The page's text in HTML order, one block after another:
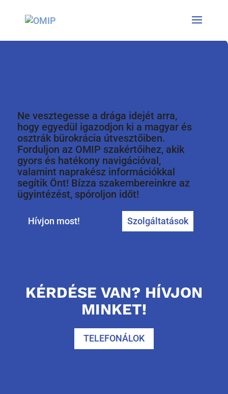
Ne vesztegesse a drága idejét arra,
hogy egyedül igazodjon ki a magyar és
osztrák bürokrácia útvesztőiben.
Forduljon az OMIP szakértőihez, akik
gyors és hatékony navigációval,
valamint naprakész információkkal
segítik Önt! Bízza szakembereinkre az
ügyintézést, spóroljon időt!
Hívjon most! Szolgáltatások
KÉRDÉSE VAN? HÍVJON
MINKET!
TELEFONÁLOK